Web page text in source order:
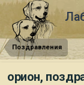
Поздравления
орион,